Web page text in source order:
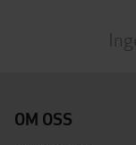
OM OSS